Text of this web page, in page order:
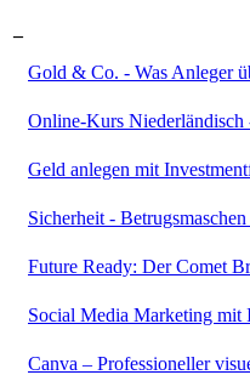
–
Gold & Co. - Was Anleger
Online-Kurs
Geld anlegen mit
Sicherheit -
Future Ready: Der Comet
Social Media Marketing mit
Canva – Professioneller